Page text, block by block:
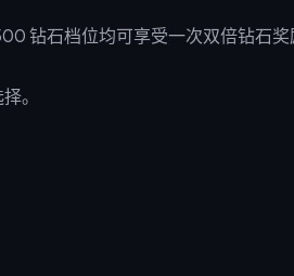
钻石档位均可享受一次双倍钻石
。